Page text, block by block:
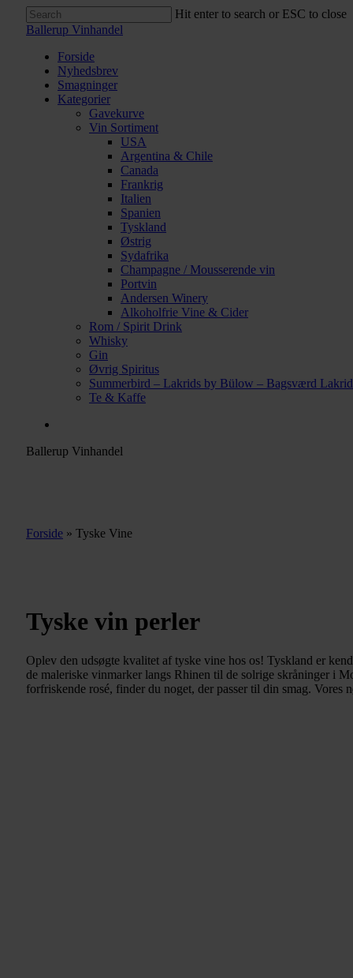
Hit enter to search or ESC to close
Close
Ballerup Vinhandel
Menu
Forside
Nyhedsbrev
Smagninger
Kategorier
Gavekurve
Vin Sortiment
USA
Argentina & Chile
Canada
Frankrig
Italien
Spanien
Tyskland
Østrig
Sydafrika
Champagne / Mousserende vin
Portvin
Andersen Winery
Alkoholfrie Vine & Cider
Rom / Spirit Drink
Whisky
Gin
Øvrig Spiritus
Summerbird – Lakrids by Bülow – Bagsværd
Te & Kaffe
Ballerup Vinhandel
Forside » Tyske Vine
Tyske vin perler
Oplev den udsøgte kvalitet af tyske vine hos os! Tyskland er
de maleriske vinmarker langs Rhinen til de solrige skråninger i
forfriskende rosé, finder du noget, der passer til din smag.